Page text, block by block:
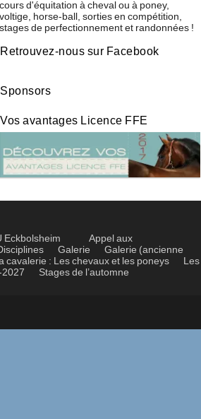
cours d'équitation à cheval ou à poney,
voltige, horse-ball, sorties en compétition,
stages de perfectionnement et randonnées !
Retrouvez-nous sur Facebook
Sponsors
Vos avantages Licence FFE
Eckbolsheim
Appel aux
Galerie
Galerie (ancienne
cavalerie : Les chevaux et les poneys
Les
2027 Stages de l’automne